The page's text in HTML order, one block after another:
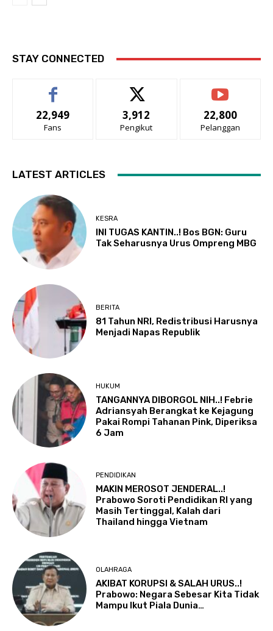
STAY CONNECTED
22,949
Fans
3,912
Pengikut
22,800
Pelanggan
LATEST ARTICLES
KESRA
INI TUGAS KANTIN..! Bos BGN: Guru
Tak Seharusnya Urus Ompreng MBG
BERITA
81 Tahun NRI, Redistribusi Harusnya
Menjadi Napas Republik
HUKUM
TANGANNYA DIBORGOL NIH..! Febrie
Adriansyah Berangkat ke Kejagung
Pakai Rompi Tahanan Pink, Diperiksa
6 Jam
PENDIDIKAN
MAKIN MEROSOT JENDERAL..!
Prabowo Soroti Pendidikan RI yang
Masih Tertinggal, Kalah dari
Thailand hingga Vietnam
OLAHRAGA
AKIBAT KORUPSI & SALAH URUS..!
Prabowo: Negara Sebesar Kita Tidak
Mampu Ikut Piala Dunia…